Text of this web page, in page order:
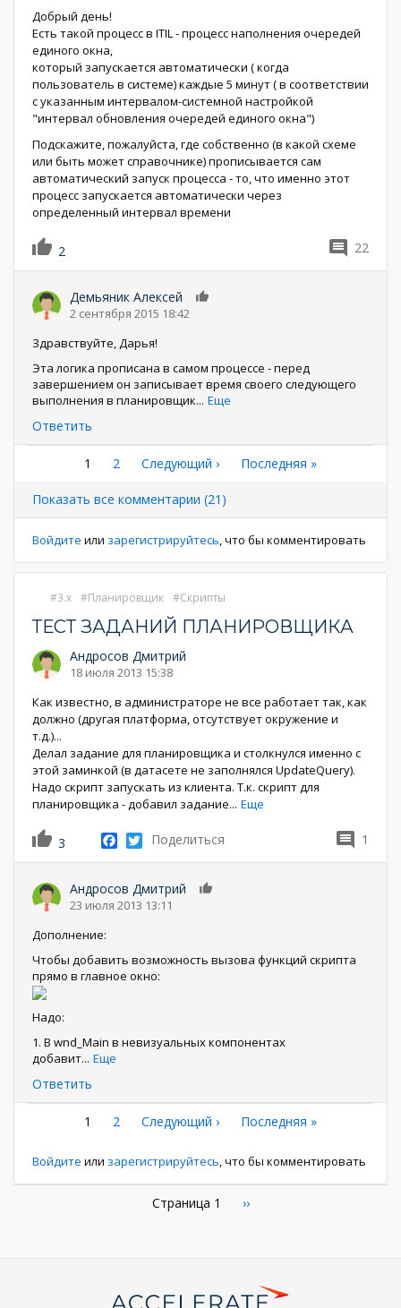
Добрый день!
Есть такой процесс в ITIL - процесс наполнения очередей
единого окна,
который запускается автоматически ( когда
пользователь в системе) каждые 5 минут ( в соответствии
с указанным интервалом-системной настройкой
"интервал обновления очередей единого окна")
Подскажите, пожалуйста, где собственно (в какой схеме
или быть может справочнике) прописывается сам
автоматический запуск процесса - то, что именно этот
процесс запускается автоматически через
определенный интервал времени
2 22
Демьяник Алексей
2 сентября 2015 18:42
Здравствуйте, Дарья!
Эта логика прописана в самом процессе - перед
завершением он записывает время своего следующего
выполнения в планировщик... Еще
Ответить
Нумерация
страниц
Текущая
1 Страница
2
Следующая
Следующий ›
Последняя
Последняя »
Показать все комментарии (21)
Войдите или зарегистрируйтесь, что бы комментировать
3.x Планировщик Скрипты
ТЕСТ ЗАДАНИЙ ПЛАНИРОВЩИКА
Андросов Дмитрий
18 июля 2013 15:38
Как известно, в администраторе не все работает так, как
должно (другая платформа, отсутствует окружение и
т.д.)...
Делал задание для планировщика и столкнулся именно с
этой заминкой (в датасете не заполнялся UpdateQuery).
Надо скрипт запускать из клиента. Т.к. скрипт для
планировщика - добавил задание... Еще
3 Facebook
Twitter
Поделиться 1
Андросов Дмитрий
23 июля 2013 13:11
Дополнение:
Чтобы добавить возможность вызова функций скрипта
прямо в главное окно:
Надо:
1. В wnd_Main в невизуальных компонентах
добавит... Еще
Ответить
Нумерация
страниц
Текущая
1 Страница
2
Следующая
Следующий ›
Последняя
Последняя »
Войдите или зарегистрируйтесь, что бы комментировать
Страница 1
Следующая
››